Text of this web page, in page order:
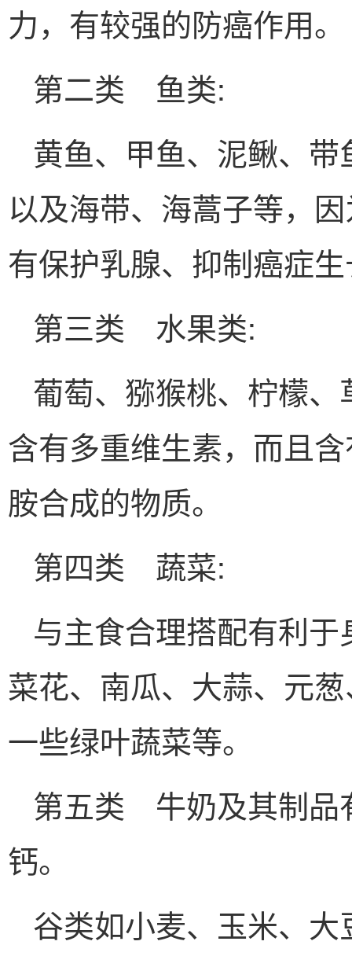
力，有较强的防癌作用。
第二类 鱼类:
黄鱼、甲鱼、泥鳅、
以及海带、海蒿子等，
有保护乳腺、抑制癌症
第三类 水果类:
葡萄、猕猴桃、柠檬
含有多重维生素，而且
胺合成的物质。
第四类 蔬菜:
与主食合理搭配有利
菜花、南瓜、大蒜、元
一些绿叶蔬菜等。
第五类 牛奶及其制品
钙。
谷类如小麦、玉米、